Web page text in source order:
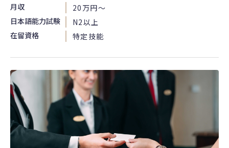
月収
20万円〜
日本語能力試験
N2以上
在留資格
特定技能